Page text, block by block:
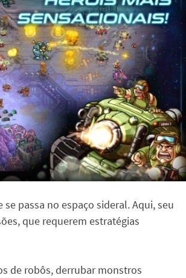
passa no espaço sideral. Aqui, seu
que requerem estratégias
de robôs, derrubar monstros